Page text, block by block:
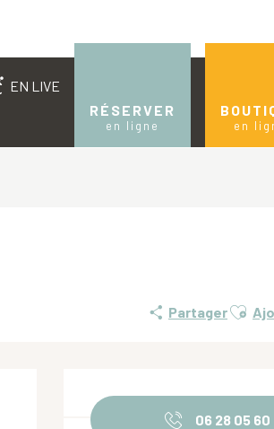
EN LIVE
RÉSERVER
en ligne en
Partager
Ouverture et
06 28 05 60